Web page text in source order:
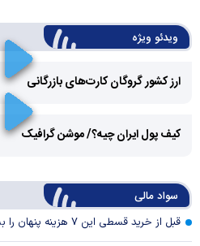
ویدئو ویژه
ارز کشور گروگان کارت‌های بازرگانی
کیف پول ایران چیه؟/ موشن گرافیک
سواد مالی
قبل از خرید قسطی این ۷ هزینه پنهان را بشناسید